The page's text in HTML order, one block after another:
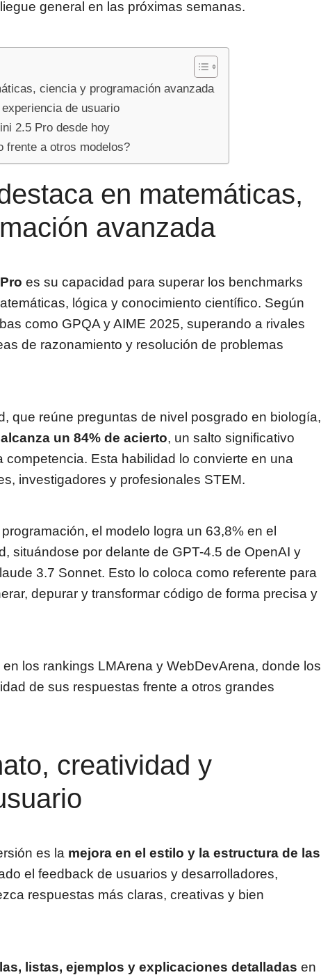
general en las próximas semanas.
ciencia y programación avanzada
de usuario
2.5 Pro desde hoy
frente a otros modelos?
en matemáticas,
avanzada
es su capacidad para superar los benchmarks
lógica y conocimiento científico. Según
como GPQA y AIME 2025, superando a rivales
de razonamiento y resolución de problemas
que reúne preguntas de nivel posgrado en biología,
un 84% de acierto, un salto significativo
competencia. Esta habilidad lo convierte en una
investigadores y profesionales STEM.
el modelo logra un 63,8% en el
situándose por delante de GPT-4.5 de OpenAI y
3.7 Sonnet. Esto lo coloca como referente para
depurar y transformar código de forma precisa y
los rankings LMArena y WebDevArena, donde los
de sus respuestas frente a otros grandes
creatividad y
es la mejora en el estilo y la estructura de las
el feedback de usuarios y desarrolladores,
respuestas más claras, creativas y bien
listas, ejemplos y explicaciones detalladas en